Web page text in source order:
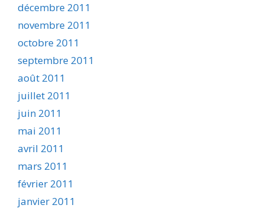
décembre 2011
novembre 2011
octobre 2011
septembre 2011
août 2011
juillet 2011
juin 2011
mai 2011
avril 2011
mars 2011
février 2011
janvier 2011